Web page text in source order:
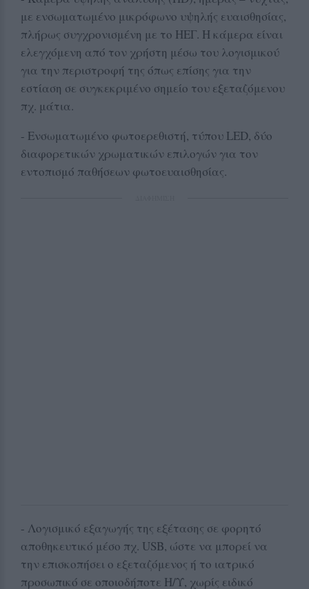
με ενσωματωμένο μικρόφωνο υψηλής ευαισθησίας,
πλήρως συγχρονισμένη με το ΗΕΓ. Η κάμερα είναι
ελεγχόμενη από τον χρήστη μέσω του λογισμικού
για την περιστροφή της όπως επίσης για την
εστίαση σε συγκεκριμένο σημείο του εξεταζόμενου
πχ. μάτια.
- Ενσωματωμένο φωτοερεθιστή, τύπου LED, δύο
διαφορετικών χρωματικών επιλογών για τον
εντοπισμό παθήσεων φωτοευαισθησίας.
- Λογισμικό εξαγωγής της εξέτασης σε φορητό
αποθηκευτικό μέσο πχ. USB, ώστε να μπορεί να
την επισκοπήσει ο εξεταζόμενος ή το ιατρικό
προσωπικό σε οποιοδήποτε Η/Υ, χωρίς ειδικό